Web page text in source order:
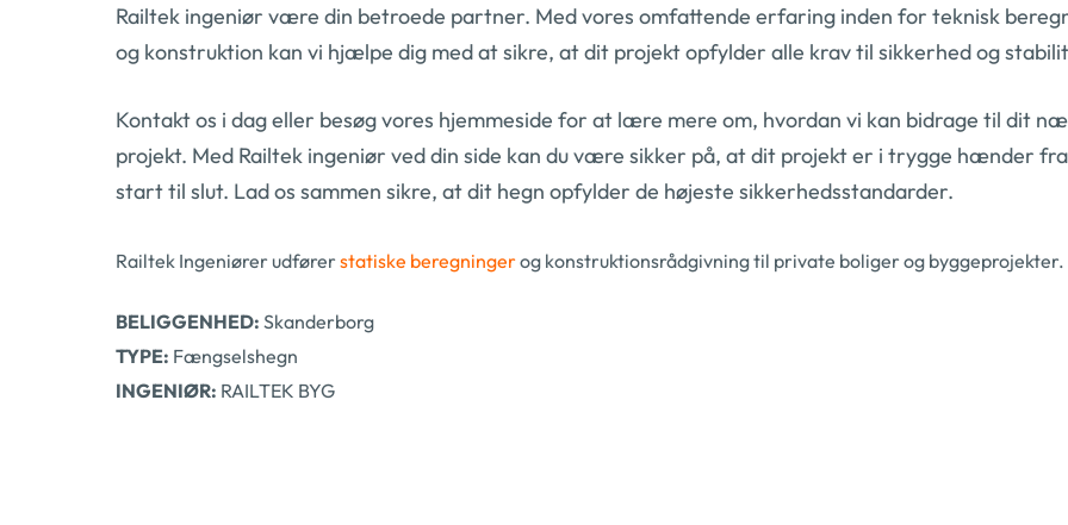
Railtek ingeniør være din betroede partner. Med vores omfattende erfaring inden for teknisk
og konstruktion kan vi hjælpe dig med at sikre, at dit projekt opfylder alle krav til sikkerhed og
Kontakt os i dag eller besøg vores hjemmeside for at lære mere om, hvordan vi kan bidrage til dit
projekt. Med Railtek ingeniør ved din side kan du være sikker på, at dit projekt er i trygge hænder fra
start til slut. Lad os sammen sikre, at dit hegn opfylder de højeste sikkerhedsstandarder.
Railtek Ingeniører udførerstatiske beregningerog konstruktionsrådgivning til private boliger og byggeprojekter.
BELIGGENHED: Skanderborg
TYPE: Fængselshegn
INGENIØR: RAILTEK BYG